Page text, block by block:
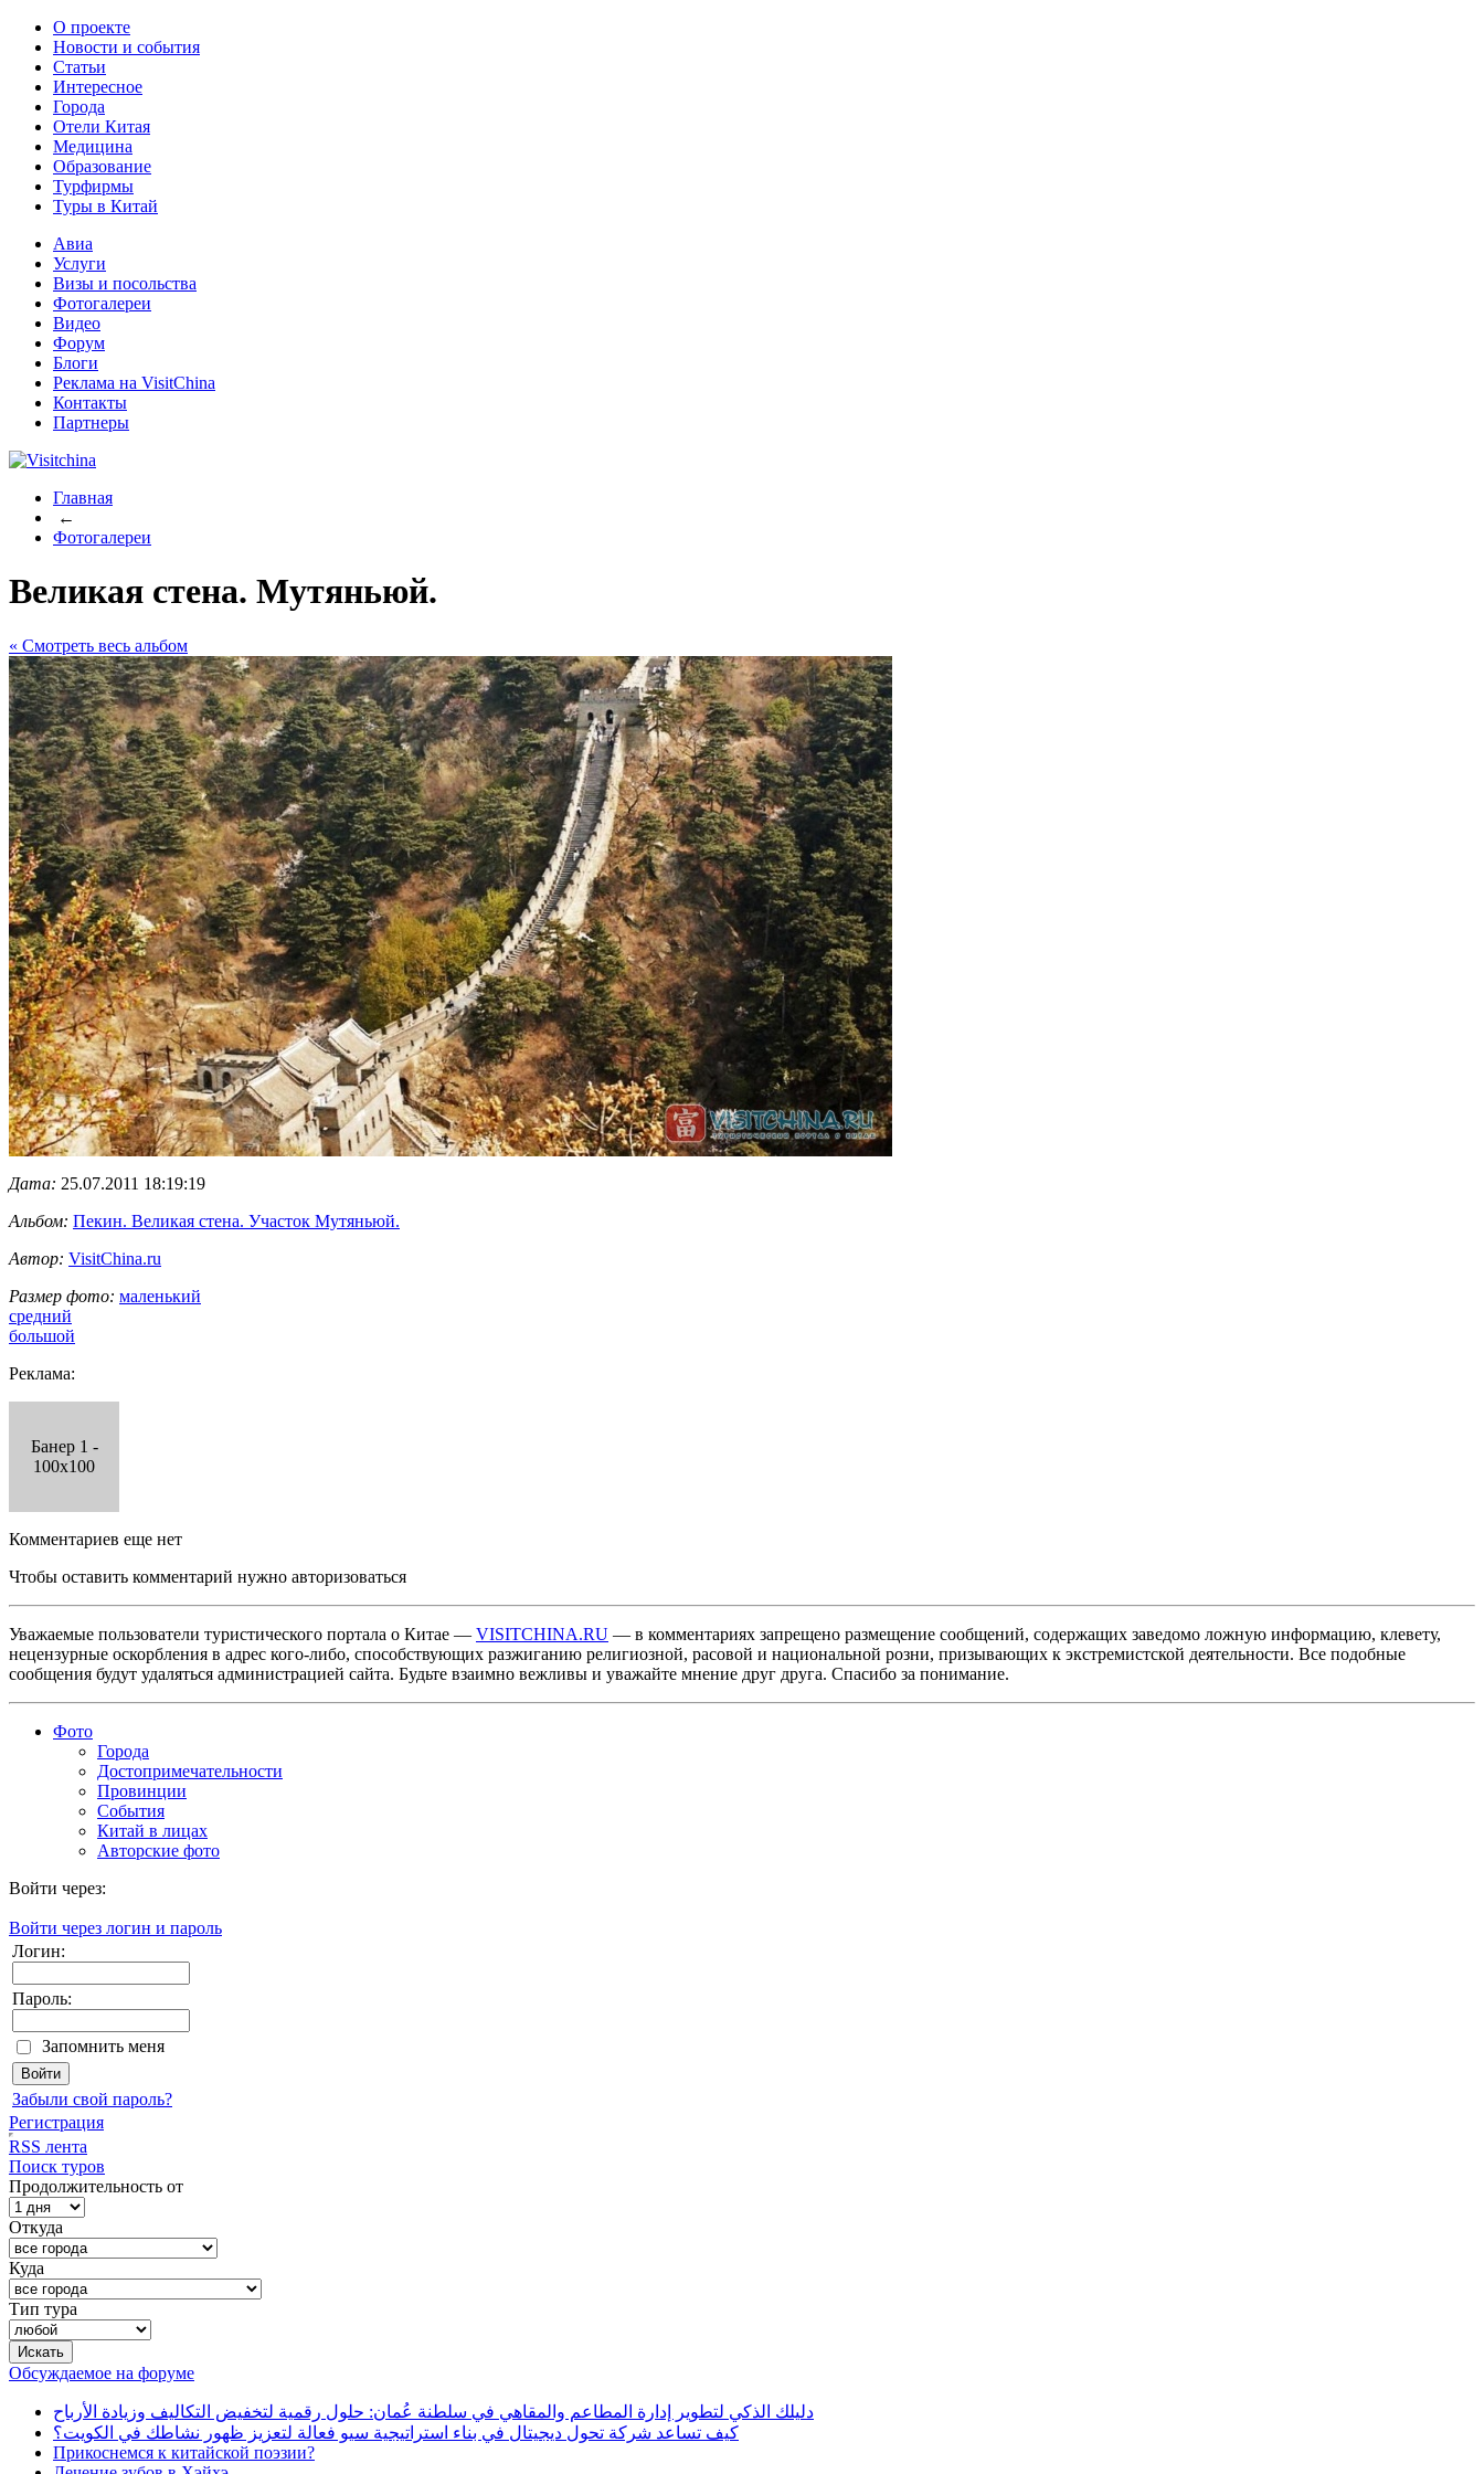
О проекте
Новости и события
Статьи
Интересное
Города
Отели Китая
Медицина
Образование
Турфирмы
Туры в Китай
Авиа
Услуги
Визы и посольства
Фотогалереи
Видео
Форум
Блоги
Реклама на VisitChina
Контакты
Партнеры
Главная
←
Фотогалереи
Великая стена. Мутяньюй.
« Cмотреть весь альбом
Дата: 25.07.2011 18:19:19
Альбом: Пекин. Великая стена. Участок Мутяньюй.
Автор: VisitChina.ru
Размер фото: маленький
средний
большой
Реклама:
Банер 1 -
100x100
Комментариев еще нет
Чтобы оставить комментарий нужно авторизоваться
Уважаемые пользователи туристического портала о Китае — VISITCHINA.RU — в комментариях запрещено размещение сообщений, содержащих заведомо ложную информацию, клевету,
нецензурные оскорбления в адрес кого-либо, способствующих разжиганию религиозной, расовой и национальной розни, призывающих к экстремистской деятельности. Все подобные
сообщения будут удаляться администрацией сайта. Будьте взаимно вежливы и уважайте мнение друг друга. Спасибо за понимание.
Фото
Города
Достопримечательности
Провинции
События
Китай в лицах
Авторские фото
Войти через:
Войти через логин и пароль
Логин:
Пароль:
Запомнить меня
Забыли свой пароль?
Регистрация
RSS лента
Поиск туров
Продолжительность от
Откуда
Куда
Тип тура
Обсуждаемое на форуме
دليلك الذكي لتطوير إدارة المطاعم والمقاهي في سلطنة عُمان: حلول رقمية لتخفيض التكاليف وزيادة الأرباح
كيف تساعد شركة تحول ديجيتال في بناء استراتيجية سيو فعالة لتعزيز ظهور نشاطك في الكويت؟
Прикоснемся к китайской поэзии?